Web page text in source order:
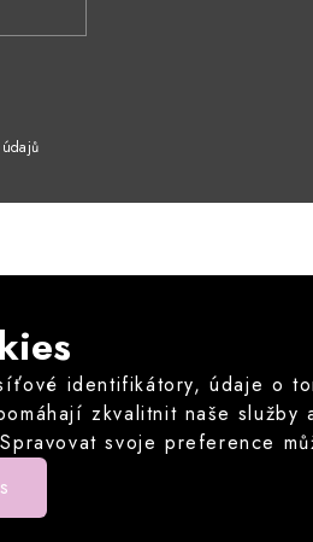
identifikátory, údaje o
zkvalitnit naše služby
svoje preference